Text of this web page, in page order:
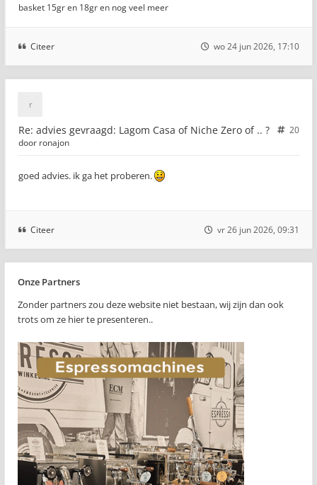
basket 15gr en 18gr en nog veel meer
Citeer wo 24 jun 2026, 17:10
Re: advies gevraagd: Lagom Casa of Niche Zero of .. ?
20
door ronajon
goed advies. ik ga het proberen.
Citeer vr 26 jun 2026, 09:31
Onze Partners
Zonder partners zou deze website niet bestaan, wij zijn dan ook
trots om ze hier te presenteren..